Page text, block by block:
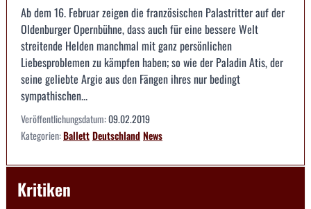
Ab dem 16. Februar zeigen die französischen Palastritter auf der
Oldenburger Opernbühne, dass auch für eine bessere Welt
streitende Helden manchmal mit ganz persönlichen
Liebesproblemen zu kämpfen haben; so wie der Paladin Atis, der
seine geliebte Argie aus den Fängen ihres nur bedingt
sympathischen...
Veröffentlichungsdatum:09.02.2019
Kategorien:BallettDeutschlandNews
Kritiken